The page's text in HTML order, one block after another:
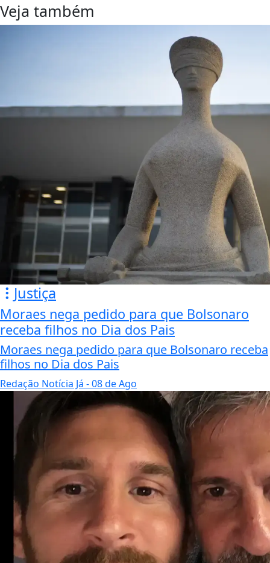
Veja também
Justiça
Moraes nega pedido para que Bolsonaro
receba filhos no Dia dos Pais
Moraes nega pedido para que Bolsonaro receba
filhos no Dia dos Pais
Redação Notícia Já - 08 de Ago